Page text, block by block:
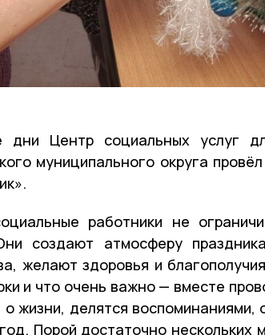
дни Центр социальных услуг
муниципального округа
работники не
создают атмосферу
желают здоровья и
и что очень важно — вместе
о жизни, делятся
Порой достаточно нескольких